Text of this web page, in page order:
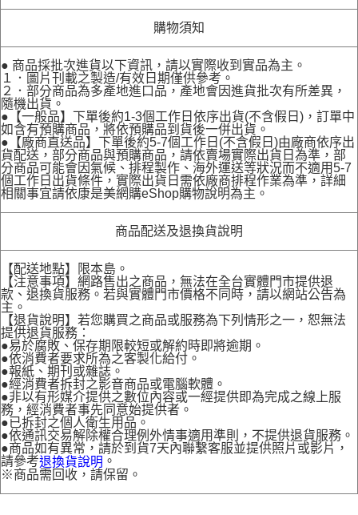
購物須知
● 商品採批次進貨以下資訊，請以實際收到實品為主。
１．圖片刊載之製造/有效日期僅供參考。
２．部分商品為多產地進口品，產地會因進貨批次有所差異，
隨機出貨。
●【一般品】下單後約1-3個工作日依序出貨(不含假日)，訂單中
如含有預購商品，將依預購品到貨後一併出貨。
●【廠商直送品】下單後約5-7個工作日(不含假日)由廠商依序出
貨配送，部分商品與預購商品，請依賣場實際出貨日為準，部
分商品可能會因氣候、排程製作、海外運送等狀況而不適用5-7
個工作日出貨條件，實際出貨日需依廠商排程作業為準，詳細
相關事宜請依康是美網購eShop購物說明為主。
商品配送及退換貨說明
【配送地點】限本島。
【注意事項】網路售出之商品，無法在全台實體門市提供退
款、退換貨服務。若與實體門市價格不同時，請以網站公告為
主。
【退貨說明】若您購買之商品或服務為下列情形之一，恕無法
提供退貨服務：
●易於腐敗、保存期限較短或解約時即將逾期。
●依消費者要求所為之客製化給付。
●報紙、期刊或雜誌。
●經消費者拆封之影音商品或電腦軟體。
●非以有形媒介提供之數位內容或一經提供即為完成之線上服
務，經消費者事先同意始提供者。
●已拆封之個人衛生用品。
●依通訊交易解除權合理例外情事適用準則，不提供退貨服務。
●商品如有異常，請於到貨7天內聯繫客服並提供照片或影片，
請參考退換貨說明 。
※商品需回收，請保留。